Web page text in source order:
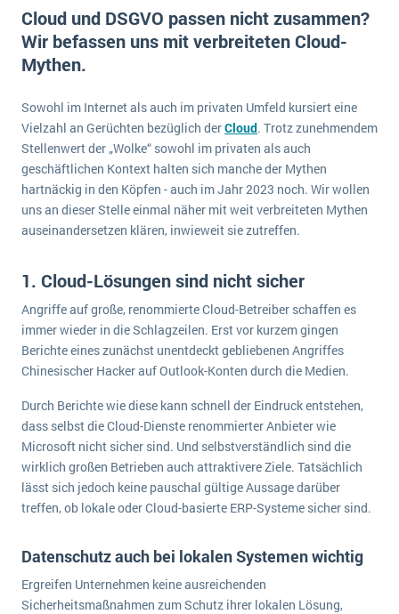
Suche
Einführung
Schulung
Auswertung
Service und Wartung
E-commerce
Einzelhandel
Finanzen
Handel
Handwerk
Health Care
IKT
Installation
Maschinenbau
Medien
NGO
Lebensmittelindustrie
Logistik
Produktion
Immobilien
Services
Vermietung
Versorgung
5 Funktionen einer ERP-Software für Konzerne
Was ist Data Mining? - Ein Leitfaden für Unternehmen
Mehr über ERP-Software
ERP Wissenszentrum
wichtigsten Punkte, die es zu beachten gilt
Service Level Agreements (SLA) und ERP: Was muss man wissen?
ERP-Software für Abfallentsorger
MEHR ÜBER ERP-SOFTWARE
Offene Stellen bei ERP-Lieferanten
Über uns
Impressum
Kontakt
Cloud und DSGVO passen nicht zusammen?
Wir befassen uns mit verbreiteten Cloud-
Mythen.
Sowohl im Internet als auch im privaten Umfeld kursiert eine
Vielzahl an Gerüchten bezüglich derCloud. Trotz zunehmendem
Stellenwert der „Wolke“ sowohl im privaten als auch
geschäftlichen Kontext halten sich manche der Mythen
hartnäckig in den Köpfen - auch im Jahr 2023 noch. Wir wollen
uns an dieser Stelle einmal näher mit weit verbreiteten Mythen
auseinandersetzen klären, inwieweit sie zutreffen.
1. Cloud-Lösungen sind nicht sicher
Angriffe auf große, renommierte Cloud-Betreiber schaffen es
immer wieder in die Schlagzeilen. Erst vor kurzem gingen
Berichte eines zunächst unentdeckt gebliebenen Angriffes
Chinesischer Hacker auf Outlook-Konten durch die Medien.
Durch Berichte wie diese kann schnell der Eindruck entstehen,
dass selbst die Cloud-Dienste renommierter Anbieter wie
Microsoft nicht sicher sind. Und selbstverständlich sind die
wirklich großen Betrieben auch attraktivere Ziele. Tatsächlich
lässt sich jedoch keine pauschal gültige Aussage darüber
treffen, ob lokale oder Cloud-basierte ERP-Systeme sicher sind.
Datenschutz auch bei lokalen Systemen wichtig
Ergreifen Unternehmen keine ausreichenden
Sicherheitsmaßnahmen zum Schutz ihrer lokalen Lösung,